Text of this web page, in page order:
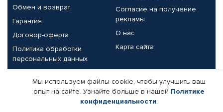
Обмен и возврат
Гарантия
Договор-оферта
Политика обработки
персональных данных
Согласие на получение
рекламы
О нас
Карта сайта
Партнерам
Корпоративным клиентам
Реквизиты компании
Мы используем файлы cookie, чтобы улучшить ваш
опыт на сайте. Узнайте больше в нашей Политике
конфиденциальности.